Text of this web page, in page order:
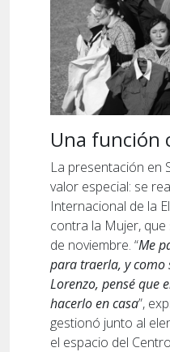
Una función
La presentación en
valor especial: se
Internacional de la
contra la Mujer,
de noviembre. “Me
para traerla, y como
Lorenzo, pensé que
hacerlo en casa”,
gestionó junto al
el espacio del